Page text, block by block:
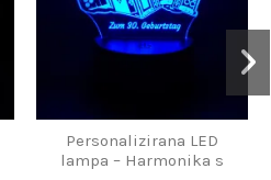
Personalizirana LED
lampa – Harmonika s